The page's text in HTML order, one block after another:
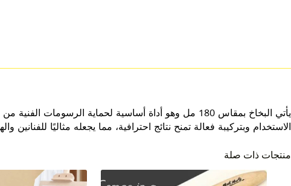
يأتي البخاخ بمقاس 180 مل وهو أداة أساسية لحماية
الاستخدام وبتركيبة فعالة تمنح نتائج احترافية، مما يجعله مثاليًا
منتجات ذات صلة